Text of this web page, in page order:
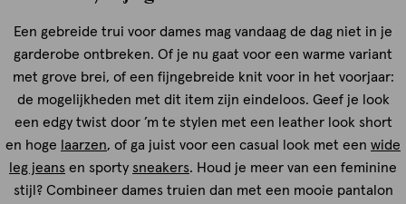
Een gebreide trui voor dames mag vandaag de dag niet in je
garderobe ontbreken. Of je nu gaat voor een warme variant
met grove brei, of een fijngebreide knit voor in het voorjaar:
de mogelijkheden met dit item zijn eindeloos. Geef je look
een edgy twist door ’m te stylen met een leather look short
en hoge laarzen, of ga juist voor een casual look met een wide
leg jeans en sporty sneakers. Houd je meer van een feminine
stijl? Combineer dames truien dan met een mooie pantalon